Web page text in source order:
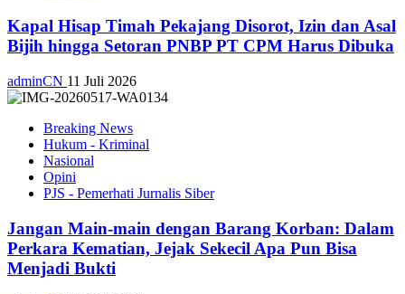
Kapal Hisap Timah Pekajang Disorot, Izin dan Asal
Bijih hingga Setoran PNBP PT CPM Harus Dibuka
adminCN 11 Juli 2026
Breaking News
Hukum - Kriminal
Nasional
Opini
PJS - Pemerhati Jurnalis Siber
Jangan Main-main dengan Barang Korban: Dalam
Perkara Kematian, Jejak Sekecil Apa Pun Bisa
Menjadi Bukti